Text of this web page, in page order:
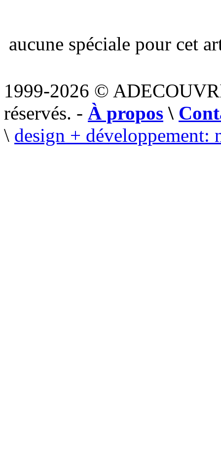
aucune spéciale pour cet
1999-2026 ©
réservés. - À propos \
\ design + développement: